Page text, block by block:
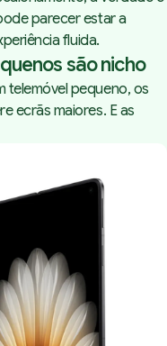
parecer estar a
fluida.
são nicho
telemóvel pequeno, os
ecrãs maiores. E as